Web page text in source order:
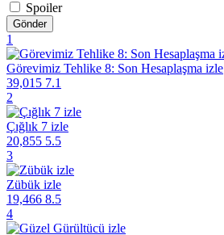
Spoiler
Gönder
1
Görevimiz Tehlike 8: Son Hesaplaşma izle
39,015 7.1
2
Çığlık 7 izle
20,855 5.5
3
Zübük izle
19,466 8.5
4